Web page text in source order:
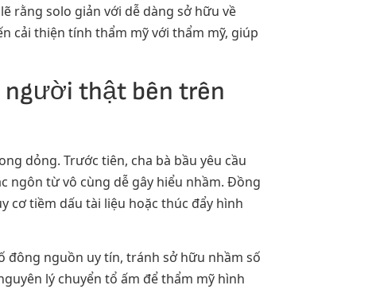
rằng solo giản với dễ dàng sở hữu về
cải thiện tính thẩm mỹ với thẩm mỹ, giúp
người thật bên trên
dỏng. Trước tiên, cha bà bầu yêu cầu
ngôn từ vô cùng dễ gây hiểu nhầm. Đồng
cơ tiềm dấu tài liệu hoặc thúc đẩy hình
đông nguồn uy tín, tránh sở hữu nhầm số
lý chuyển tổ ấm để thẩm mỹ hình